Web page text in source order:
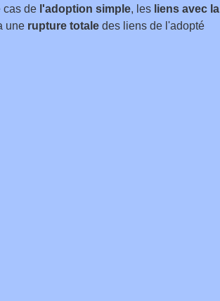
cas del'adoption simple, les liens avec la
une rupture totaledes liens de l'adopté